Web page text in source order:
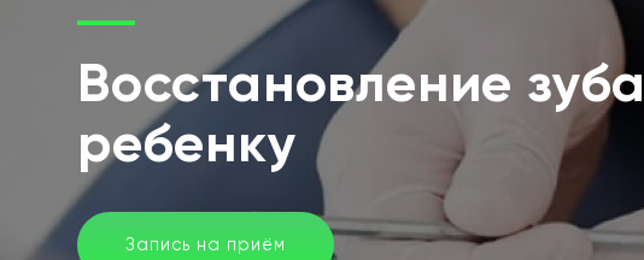
Восстановление зуба
ребенку
Запись на приём